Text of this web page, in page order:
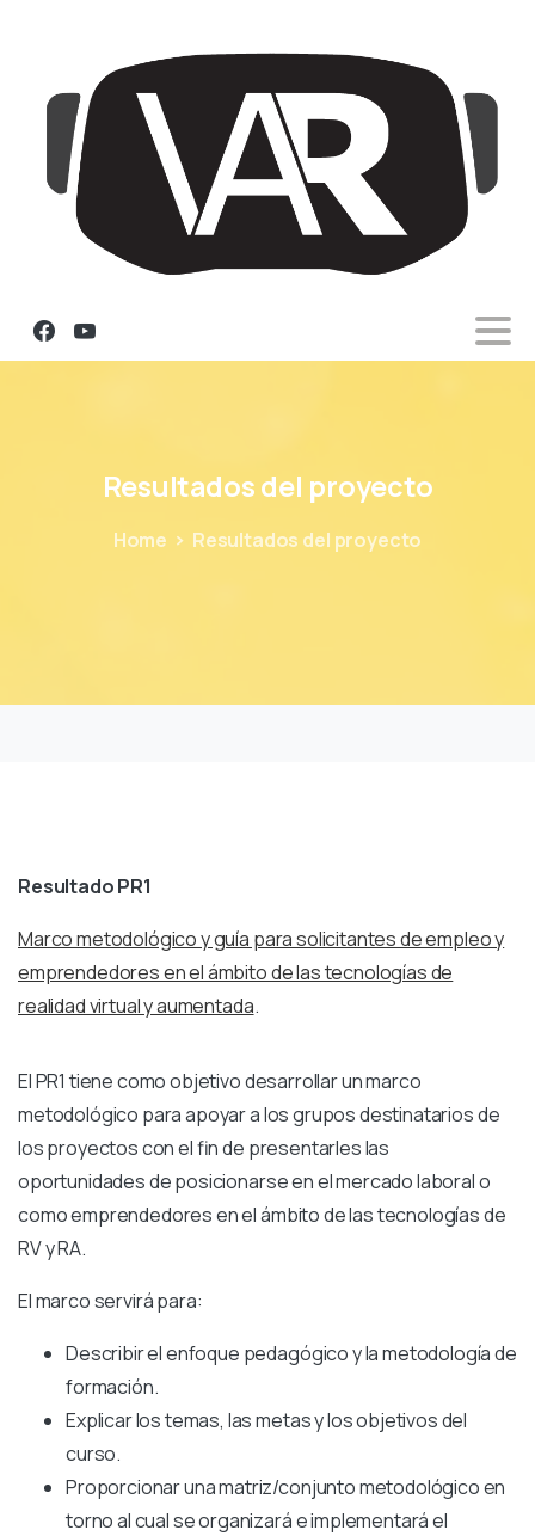
Resultadosdel proyecto
Home Resultados del proyecto
Resultado PR1
Marco metodológico y guía para solicitantes de empleo y
emprendedores en el ámbito de las tecnologías de
realidad virtual y aumentada.
El PR1 tiene como objetivo desarrollar un marco
metodológico para apoyar a los grupos destinatarios de
los proyectos con el fin de presentarles las
oportunidades de posicionarse en el mercado laboral o
como emprendedores en el ámbito de las tecnologías de
RV y RA.
El marco servirá para:
Describir el enfoque pedagógico y la metodología de
formación.
Explicar los temas, las metas y los objetivos del
curso.
Proporcionar una matriz/conjunto metodológico en
torno al cual se organizará e implementará el